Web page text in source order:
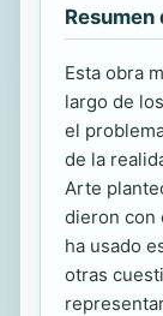
Esta obra
largo de
el
de la
Arte
dieron con
ha usado
otras